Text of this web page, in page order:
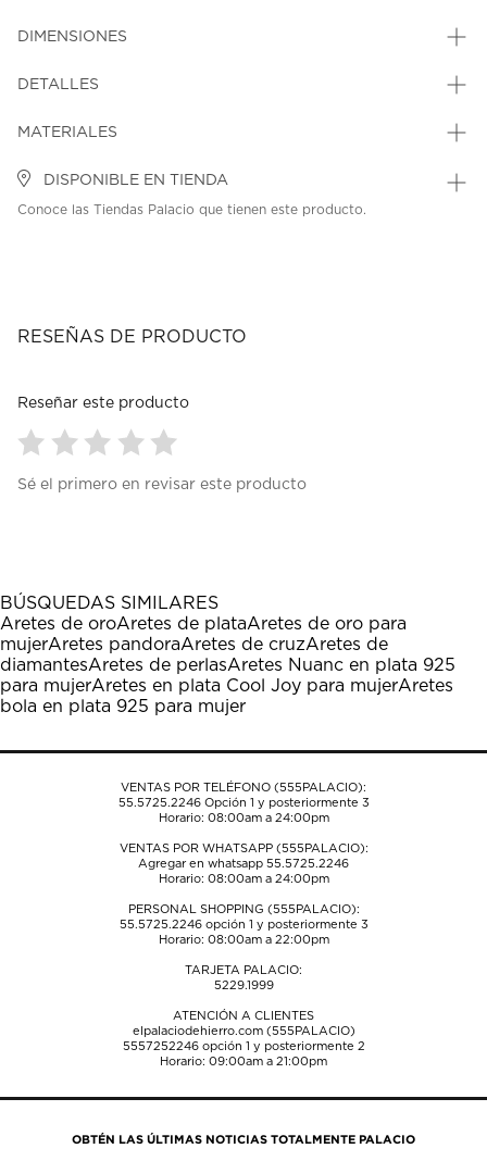
DIMENSIONES
DETALLES
MATERIALES
DISPONIBLE EN TIENDA
Conoce las Tiendas Palacio que tienen este producto.
RESEÑAS DE PRODUCTO
Reseñar este producto
para
1
estrella
Esta
acción
abrirá
el
formulario
envío.
para
estrellas.
Esta
acción
abrirá
el
formulario
envío.
para
estrellas.
Esta
acción
abrirá
el
formulario
envío.
para
estrellas.
Esta
acción
abrirá
el
formulario
envío.
para
estrellas.
Esta
acción
abrirá
el
formulario
envío.
Sé el primero en revisar este producto
BÚSQUEDAS SIMILARES
Aretes de oroAretes de plataAretes de oro para
mujerAretes pandoraAretes de cruzAretes de
diamantesAretes de perlasAretes Nuanc en plata 925
para mujerAretes en plata Cool Joy para mujerAretes
bola en plata 925 para mujer
VENTAS POR TELÉFONO (555PALACIO):
55.5725.2246Opción 1 y posteriormente 3
Horario: 08:00am a 24:00pm
VENTAS POR WHATSAPP (555PALACIO):
Agregar en whatsapp 55.5725.2246
Horario: 08:00am a 24:00pm
PERSONAL SHOPPING (555PALACIO):
55.5725.2246opción 1 y posteriormente 3
Horario: 08:00am a 22:00pm
TARJETA PALACIO:
5229.1999
ATENCIÓN A CLIENTES
elpalaciodehierro.com (555PALACIO)
5557252246opción 1 y posteriormente 2
Horario: 09:00am a 21:00pm
OBTÉN LAS ÚLTIMAS NOTICIAS TOTALMENTE PALACIO